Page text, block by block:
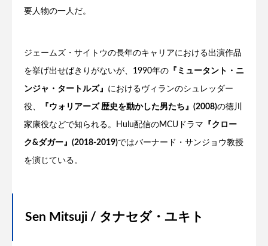
要人物の一人だ。
ジェームズ・サイトウの長年のキャリアにおける出演作品
を挙げ出せばきりがないが、1990年の 『ミュータント・ニ
ンジャ・タートルズ』 におけるヴィランのシュレッダー
役、 『ウォリアーズ 歴史を動かした男たち』(2008)の徳川
家康役などで知られる。Hulu配信のMCUドラマ 『クロー
ク&ダガー』(2018-2019)ではバーナード・サンジョウ教授
を演じている。
Sen Mitsuji / タナセダ・ユキト